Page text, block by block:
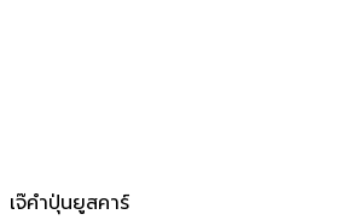
เจ๊คำปุ่นยูสคาร์